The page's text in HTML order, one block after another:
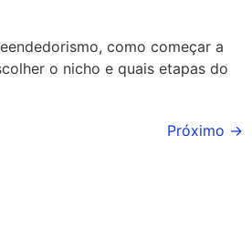
como começar a
o nicho e quais etapas do
Próximo →